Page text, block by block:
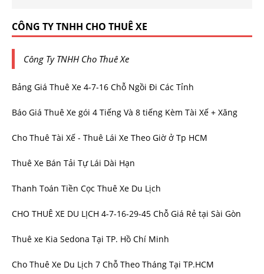
CÔNG TY TNHH CHO THUÊ XE
Công Ty TNHH Cho Thuê Xe
Bảng Giá Thuê Xe 4-7-16 Chỗ Ngồi Đi Các Tỉnh
Báo Giá Thuê Xe gói 4 Tiếng Và 8 tiếng Kèm Tài Xế + Xăng
Cho Thuê Tài Xế - Thuê Lái Xe Theo Giờ ở Tp HCM
Thuê Xe Bán Tải Tự Lái Dài Hạn
Thanh Toán Tiền Cọc Thuê Xe Du Lịch
CHO THUÊ XE DU LỊCH 4-7-16-29-45 Chỗ Giá Rẻ tại Sài Gòn
Thuê xe Kia Sedona Tại TP. Hồ Chí Minh
Cho Thuê Xe Du Lịch 7 Chỗ Theo Tháng Tại TP.HCM